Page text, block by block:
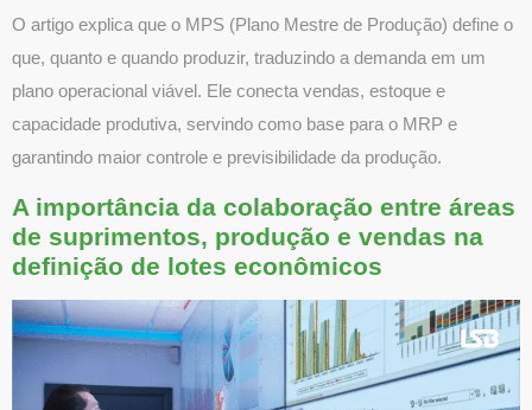
O artigo explica que o MPS (Plano Mestre de Produção) define o
que, quanto e quando produzir, traduzindo a demanda em um
plano operacional viável. Ele conecta vendas, estoque e
capacidade produtiva, servindo como base para o MRP e
garantindo maior controle e previsibilidade da produção.
A importância da colaboração entre áreas
de suprimentos, produção e vendas na
definição de lotes econômicos